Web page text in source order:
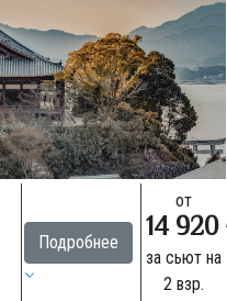
Подробнее
от
14
за сьют на
2 взр.